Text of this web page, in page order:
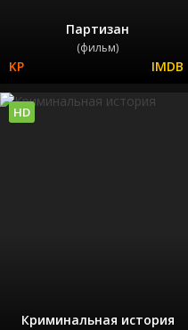
Партизан
(фильм)
Криминальная история
HD